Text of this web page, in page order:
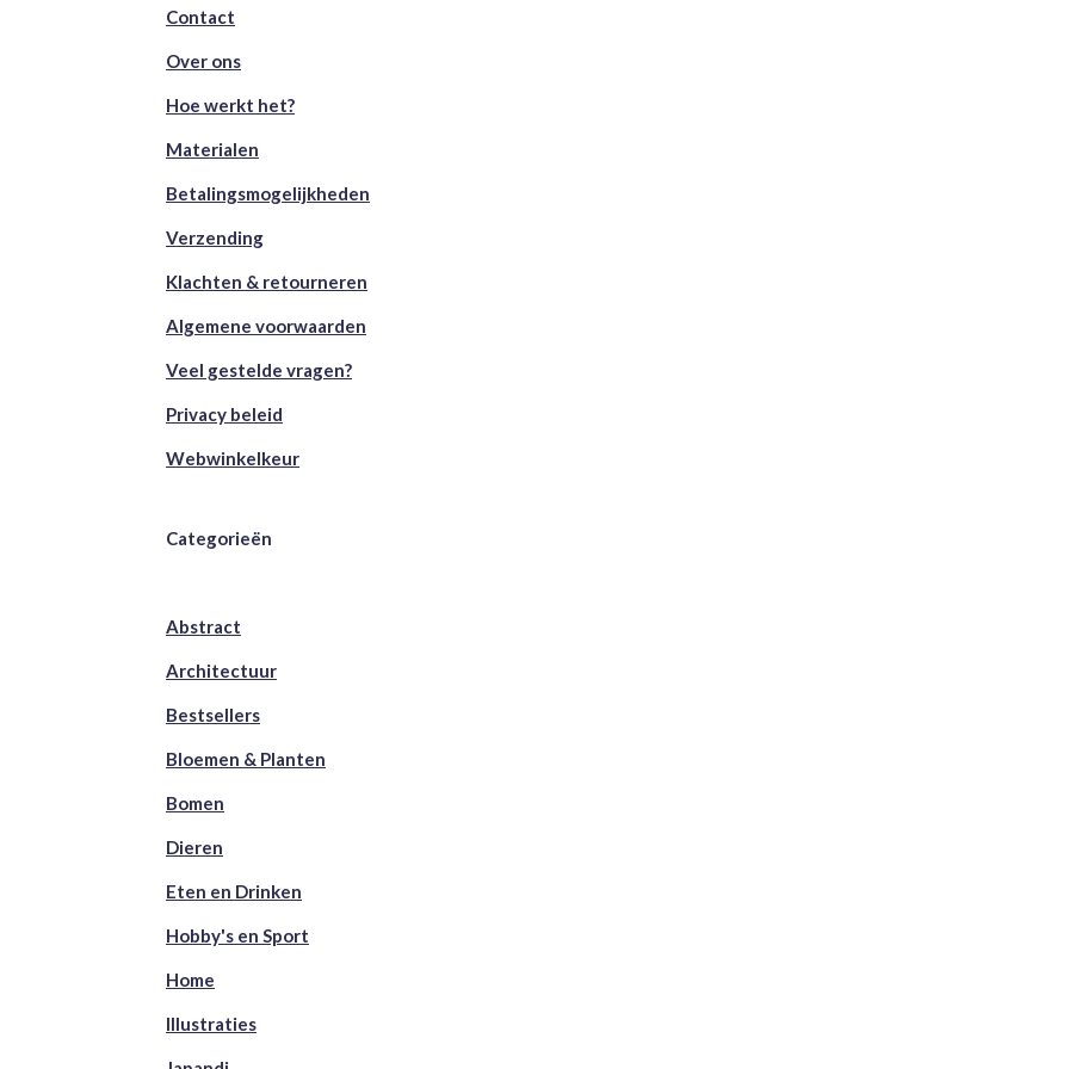
Contact
Over ons
Hoe werkt het?
Materialen
Betalingsmogelijkheden
Verzending
Klachten & retourneren
Algemene voorwaarden
Veel gestelde vragen?
Privacy beleid
Webwinkelkeur
Categorieën
Abstract
Architectuur
Bestsellers
Bloemen & Planten
Bomen
Dieren
Eten en Drinken
Hobby's en Sport
Home
Illustraties